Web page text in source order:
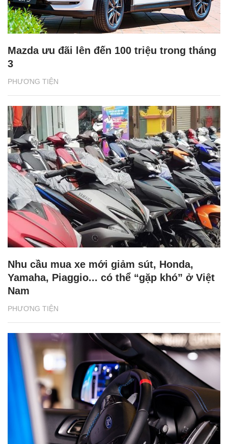
PHƯƠNG TIỆN
Mazda ưu đãi lên đến 100 triệu trong tháng
3
PHƯƠNG TIỆN
Nhu cầu mua xe mới giảm sút, Honda,
Yamaha, Piaggio... có thể “gặp khó” ở Việt
Nam